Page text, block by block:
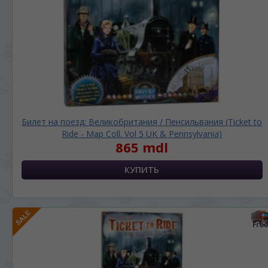
Билет на поезд: Великобритания / Пенсильвания (Ticket to
Ride - Map Coll. Vol 5 UK & Pennsylvania)
865 mdl